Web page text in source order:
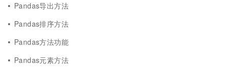
Pandas导出方法
Pandas排序方法
Pandas方法功能
Pandas元素方法